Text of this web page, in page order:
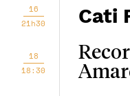
16
21h30
Cati
18
18:30